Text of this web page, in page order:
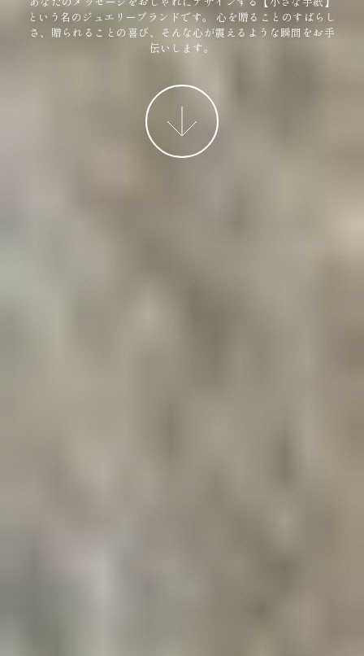
という名のジュエリーブランドです。
心を贈ることのすばらし
さ、贈られることの喜び、そんな心が震えるような瞬間をお手
伝いします。